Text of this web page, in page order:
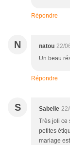
Répondre
N natou 22/
Un beau
Répondre
S Sabelle
Très joli ce
petites
mariage